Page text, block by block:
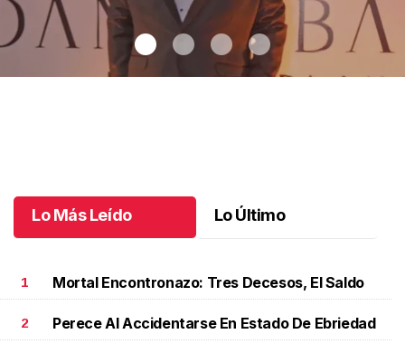
Lo Más Leído Lo Último
1 Mortal Encontronazo: Tres Decesos, El Saldo
2 Perece Al Accidentarse En Estado De Ebriedad